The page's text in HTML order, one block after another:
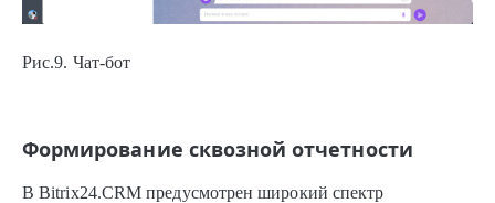
Рис.9. Чат-бот
Формирование сквозной отчетности
В Bitrix24.CRM предусмотрен широкий спектр